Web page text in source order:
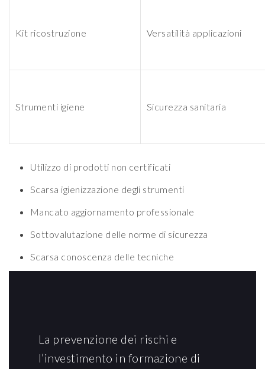
Kit ricostruzione Versatilità applicazioni
Strumenti igiene Sicurezza sanitaria
Utilizzo di prodotti non certificati
Scarsa igienizzazione degli strumenti
Mancato aggiornamento professionale
Sottovalutazione delle norme di sicurezza
Scarsa conoscenza delle tecniche
La prevenzione dei rischi e
l’investimento in formazione di